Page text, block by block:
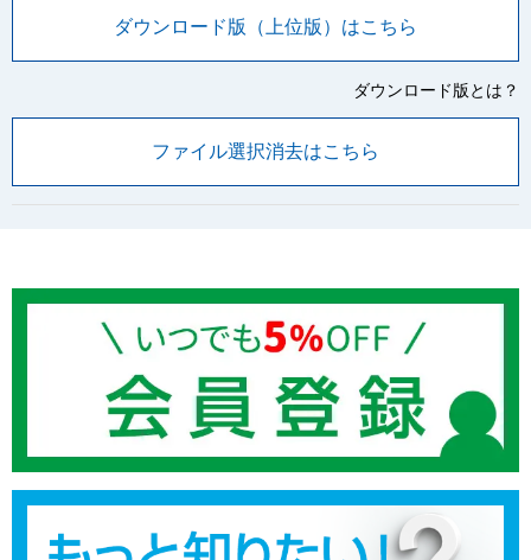
ダウンロード版（上位版）はこちら
ダウンロード版とは？
ファイル選択消去はこちら